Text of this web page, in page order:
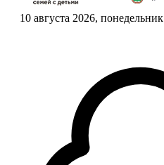
10 августа 2026, понедельник